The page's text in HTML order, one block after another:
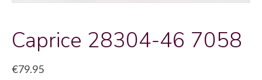
Caprice 28304-46 7058
€79.95